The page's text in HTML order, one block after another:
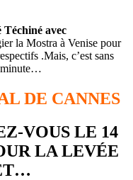
Téchiné avec
la Mostra à Venise pour
.Mais, c’est sans
minute…
DE CANNES
VOUS LE 14
LA LEVÉE